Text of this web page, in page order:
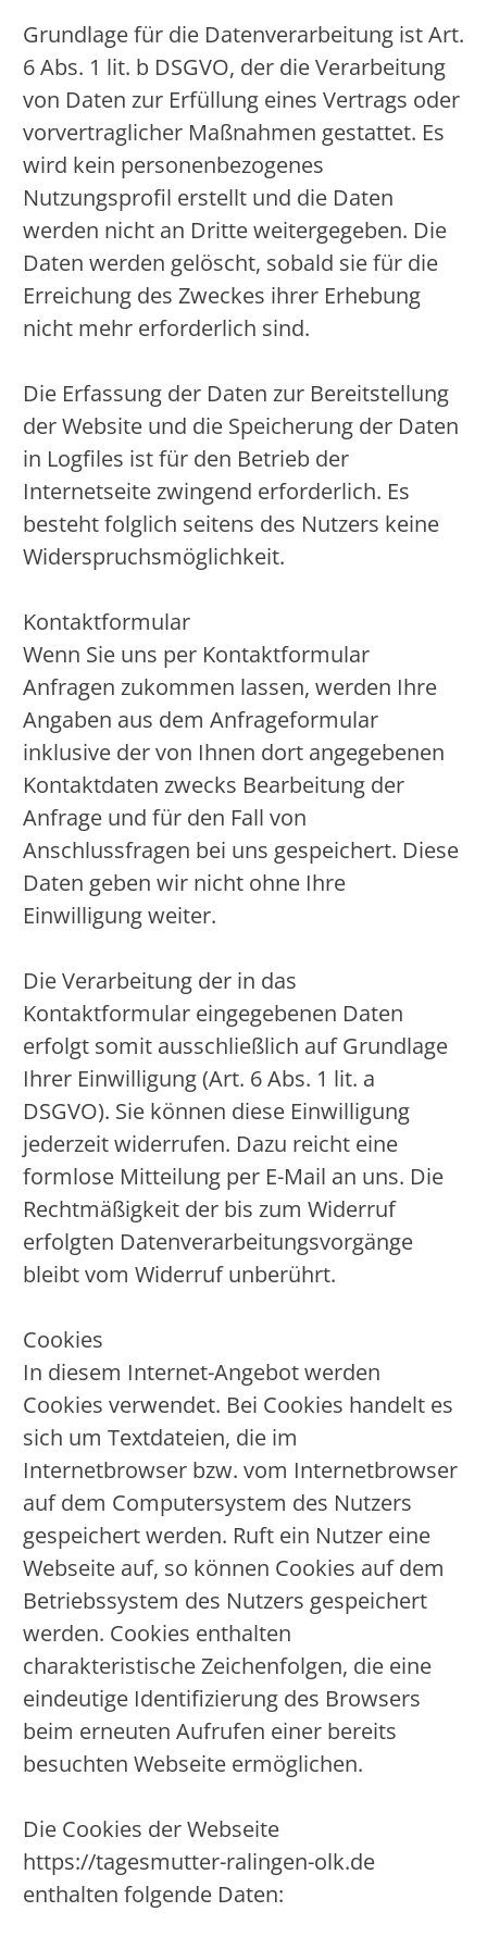
Grundlage für die Datenverarbeitung ist Art.
6 Abs. 1 lit. b DSGVO, der die Verarbeitung
von Daten zur Erfüllung eines Vertrags oder
vorvertraglicher Maßnahmen gestattet. Es
wird kein personenbezogenes
Nutzungsprofil erstellt und die Daten
werden nicht an Dritte weitergegeben. Die
Daten werden gelöscht, sobald sie für die
Erreichung des Zweckes ihrer Erhebung
nicht mehr erforderlich sind.
Die Erfassung der Daten zur Bereitstellung
der Website und die Speicherung der Daten
in Logfiles ist für den Betrieb der
Internetseite zwingend erforderlich. Es
besteht folglich seitens des Nutzers keine
Widerspruchsmöglichkeit.
Kontaktformular
Wenn Sie uns per Kontaktformular
Anfragen zukommen lassen, werden Ihre
Angaben aus dem Anfrageformular
inklusive der von Ihnen dort angegebenen
Kontaktdaten zwecks Bearbeitung der
Anfrage und für den Fall von
Anschlussfragen bei uns gespeichert. Diese
Daten geben wir nicht ohne Ihre
Einwilligung weiter.
Die Verarbeitung der in das
Kontaktformular eingegebenen Daten
erfolgt somit ausschließlich auf Grundlage
Ihrer Einwilligung (Art. 6 Abs. 1 lit. a
DSGVO). Sie können diese Einwilligung
jederzeit widerrufen. Dazu reicht eine
formlose Mitteilung per E-Mail an uns. Die
Rechtmäßigkeit der bis zum Widerruf
erfolgten Datenverarbeitungsvorgänge
bleibt vom Widerruf unberührt.
Cookies
In diesem Internet-Angebot werden
Cookies verwendet. Bei Cookies handelt es
sich um Textdateien, die im
Internetbrowser bzw. vom Internetbrowser
auf dem Computersystem des Nutzers
gespeichert werden. Ruft ein Nutzer eine
Webseite auf, so können Cookies auf dem
Betriebssystem des Nutzers gespeichert
werden. Cookies enthalten
charakteristische Zeichenfolgen, die eine
eindeutige Identifizierung des Browsers
beim erneuten Aufrufen einer bereits
besuchten Webseite ermöglichen.
Die Cookies der Webseite
https://tagesmutter-ralingen-olk.de
enthalten folgende Daten: